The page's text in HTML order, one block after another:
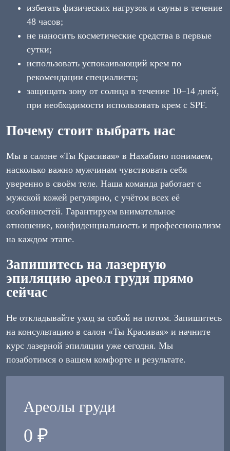
избегать физических нагрузок и сауны в течение
48 часов;
не наносить косметические средства в первые
сутки;
использовать успокаивающий крем по
рекомендации специалиста;
защищать зону от солнца в течение 10–14 дней,
при необходимости использовать крем с SPF.
Почему стоит выбрать нас
Мы в салоне «Ты Красивая» в Нахабино понимаем,
насколько важно мужчинам чувствовать себя
уверенно в своём теле. Наша команда работает с
мужской кожей регулярно, с учётом всех её
особенностей. Гарантируем внимательное
отношение, конфиденциальность и профессионализм
на каждом этапе.
Запишитесь на лазерную
эпиляцию ареол груди прямо
сейчас
Не откладывайте уход за собой на потом. Запишитесь
на консультацию в салон «Ты Красивая» и начните
курс лазерной эпиляции уже сегодня. Мы
позаботимся о вашем комфорте и результате.
Ареолы груди
0 ₽